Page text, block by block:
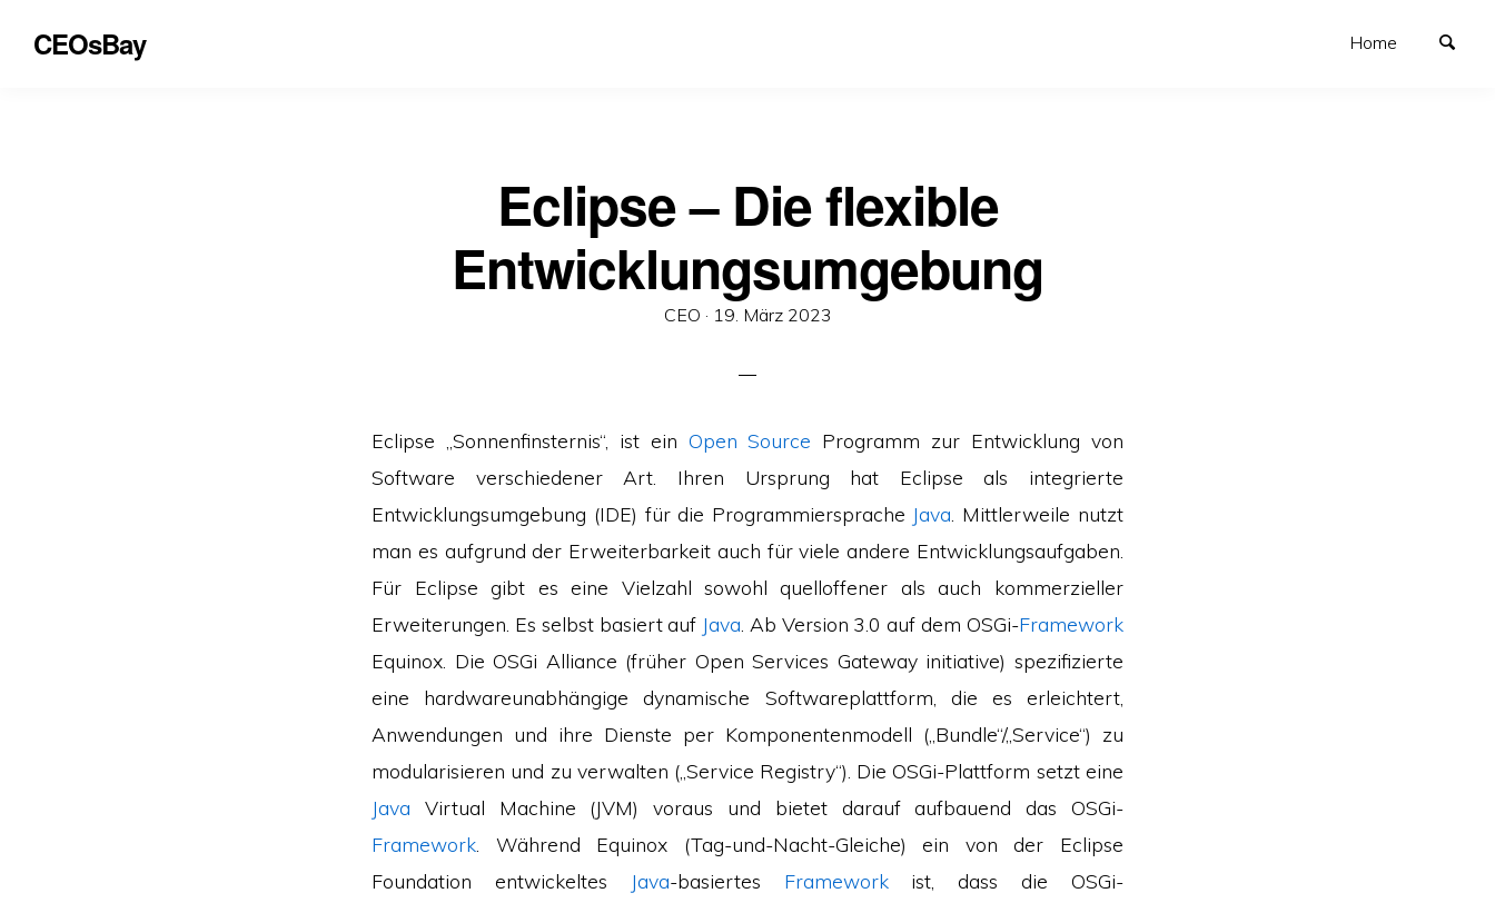
CEOsBay Home
Eclipse – Die flexible
Entwicklungsumgebung
CEO · Veröffentlicht
19. März 2023
Eclipse „Sonnenfinsternis“, ist ein Open Source Programm zur Entwicklung von
Software verschiedener Art. Ihren Ursprung hat Eclipse als integrierte
Entwicklungsumgebung (IDE) für die Programmiersprache Java . Mittlerweile nutzt
man es aufgrund der Erweiterbarkeit auch für viele andere Entwicklungsaufgaben.
Für Eclipse gibt es eine Vielzahl sowohl quelloffener als auch kommerzieller
Erweiterungen. Es selbst basiert auf Java . Ab Version 3.0 auf dem OSGi-Framework
Equinox. Die OSGi Alliance (früher Open Services Gateway initiative) spezifizierte
eine hardwareunabhängige dynamische Softwareplattform, die es erleichtert,
Anwendungen und ihre Dienste per Komponentenmodell („Bundle“/„Service“) zu
modularisieren und zu verwalten („Service Registry“). Die OSGi-Plattform setzt eine
Java Virtual Machine (JVM) voraus und bietet darauf aufbauend das OSGi-
Framework . Während Equinox (Tag-und-Nacht-Gleiche) ein von der Eclipse
Foundation entwickeltes Java-basiertes Frameworkist, dass die OSGi-